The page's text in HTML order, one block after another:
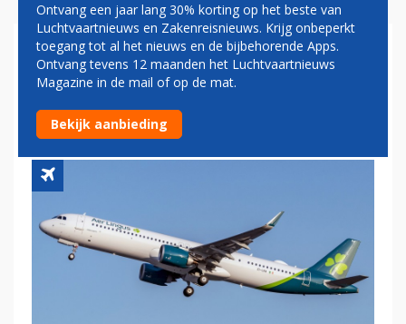
HANDBAGAGE NIET MEER
ALTIJD GRATIS MEE AAN
BOORD BIJ AER LINGUS
Ontvang een jaar lang 30% korting op het beste van
Luchtvaartnieuws en Zakenreisnieuws. Krijg onbeperkt
toegang tot al het nieuws en de bijbehorende Apps.
Ontvang tevens 12 maanden het Luchtvaartnieuws
Magazine in de mail of op de mat.
Bekijk aanbieding